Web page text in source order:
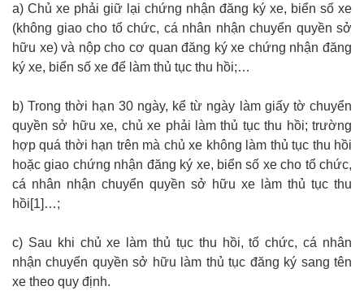
a) Chủ xe phải giữ lại chứng nhận đăng ký xe, biển số xe
(không giao cho tổ chức, cá nhân nhận chuyển quyền sở
hữu xe) và nộp cho cơ quan đăng ký xe chứng nhận đăng
ký xe, biển số xe để làm thủ tục thu hồi;…
b) Trong thời hạn 30 ngày, kể từ ngày làm giấy tờ chuyển
quyền sở hữu xe, chủ xe phải làm thủ tục thu hồi; trường
hợp quá thời hạn trên mà chủ xe không làm thủ tục thu hồi
hoặc giao chứng nhận đăng ký xe, biển số xe cho tổ chức,
cá nhân nhận chuyển quyền sở hữu xe làm thủ tục thu
hồi[1]…;
c) Sau khi chủ xe làm thủ tục thu hồi, tổ chức, cá nhân
nhận chuyển quyền sở hữu làm thủ tục đăng ký sang tên
xe theo quy định.